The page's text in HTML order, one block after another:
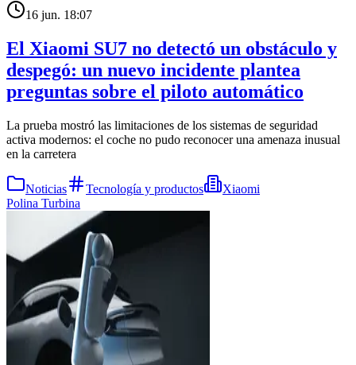
16 jun. 18:07
El Xiaomi SU7 no detectó un obstáculo y
despegó: un nuevo incidente plantea
preguntas sobre el piloto automático
La prueba mostró las limitaciones de los sistemas de seguridad
activa modernos: el coche no pudo reconocer una amenaza inusual
en la carretera
Noticias Tecnología y productos
Xiaomi
Polina Turbina